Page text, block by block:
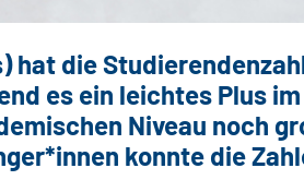
hat die
es ein leichtes Plus
Niveau noch
konnte die